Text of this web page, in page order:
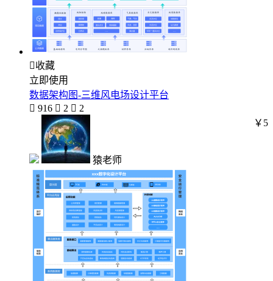
收藏
立即使用
数据架构图-三维风电场设计平台
 916  2  2
猿老师
￥5